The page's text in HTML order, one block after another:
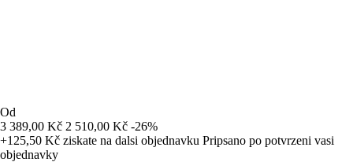
Od
3 389,00 Kč 2 510,00 Kč -26%
+125,50 Kč ziskate na dalsi objednavku Pripsano po potvrzeni vasi
objednavky